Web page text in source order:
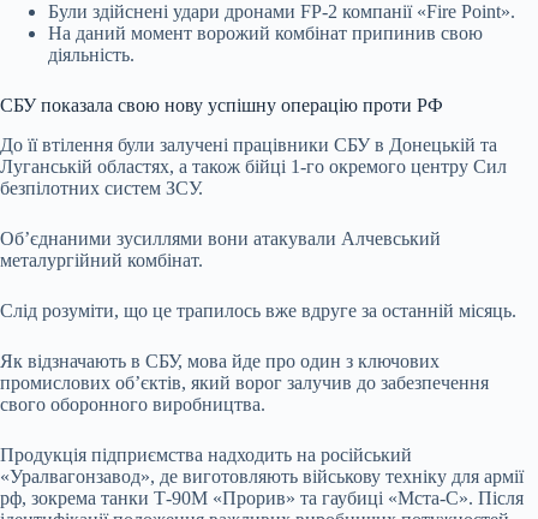
Були здійснені удари дронами FP-2 компанії «Fire Point».
На даний момент ворожий комбінат припинив свою
діяльність.
СБУ показала свою нову успішну операцію проти РФ
До її втілення були залучені працівники СБУ в Донецькій та
Луганській областях, а також бійці 1-го окремого центру Сил
безпілотних систем ЗСУ.
Об’єднаними зусиллями вони атакували Алчевський
металургійний комбінат.
Слід розуміти, що це трапилось вже вдруге за останній місяць.
Як відзначають в СБУ, мова йде про один з ключових
промислових об’єктів, який ворог залучив до забезпечення
свого оборонного виробництва.
Продукція підприємства надходить на російський
«Уралвагонзавод», де виготовляють військову техніку для армії
рф, зокрема танки Т-90М «Прорив» та гаубиці «Мста-С». Після